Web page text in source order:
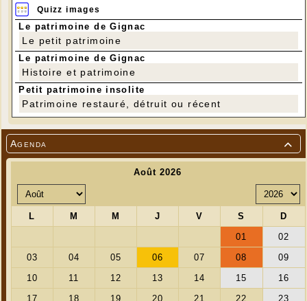

Agenda
Quizz images
Le patrimoine de Gignac
Le petit patrimoine
Le patrimoine de Gignac
Histoire et patrimoine
Petit patrimoine insolite
Patrimoine restauré, détruit ou récent